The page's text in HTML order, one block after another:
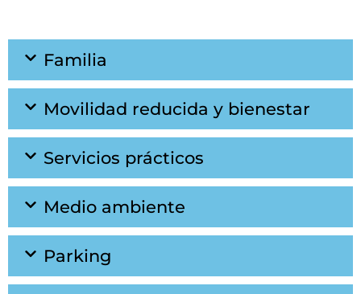
Familia
Movilidad reducida y bienestar
Servicios prácticos
Medio ambiente
Parking